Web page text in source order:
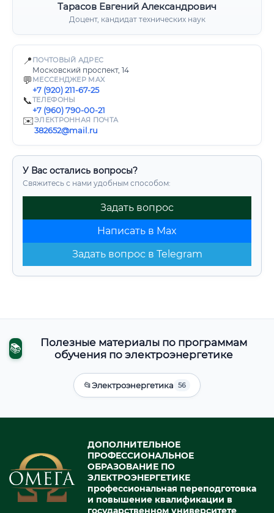
Тарасов Евгений Александрович
Доцент, кандидат технических наук
📍 ПОЧТОВЫЙ АДРЕС
Московский проспект, 14
💬 МЕССЕНДЖЕР MAX
+7 (920) 211-67-25
📞ТЕЛЕФОНЫ
+7 (960) 790-00-21
✉️ЭЛЕКТРОННАЯ ПОЧТА
382652@mail.ru
У Вас остались вопросы?
Свяжитесь с нами удобным способом:
Задать вопрос
Написать в Max
Задать вопрос в Telegram
📚
Полезные материалы по программам
обучения по электроэнергетике
📂Электроэнергетика 56
ДОПОЛНИТЕЛЬНОЕ
ПРОФЕССИОНАЛЬНОЕ
ОБРАЗОВАНИЕ ПО
ЭЛЕКТРОЭНЕРГЕТИКЕ
профессиональная переподготовка
и повышение квалификации в
государственном университете